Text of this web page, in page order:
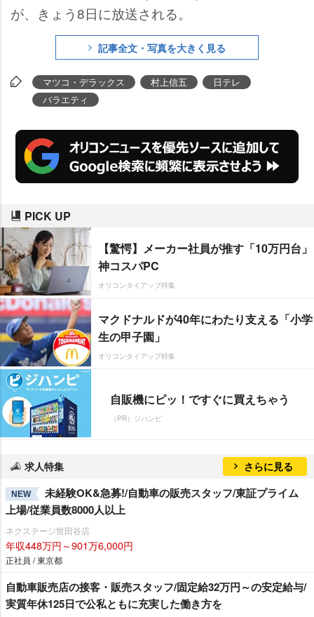
が、きょう8日に放送される。
記事全文・写真を大きく見る
マツコ・デラックス 村上信五
日テレ
バラエティ
PICK UP
【驚愕】メーカー社員が推す「10万円台」
神コスパPC
オリコンタイアップ特集
マクドナルドが40年にわたり支える「小学
生の甲子園」
オリコンタイアップ特集
自販機にピッ！ですぐに買えちゃう
（PR）ジハンピ
求人特集 さらに見る
NEW
未経験OK&急募!/自動車の販売スタッフ/東証プライム
上場/従業員数8000人以上
ネクステージ世田谷店
年収448万円～901万6,000円
正社員 / 東京都
自動車販売店の接客・販売スタッフ/固定給32万円～の安定給与/
実質年休125日で公私ともに充実した働き方を